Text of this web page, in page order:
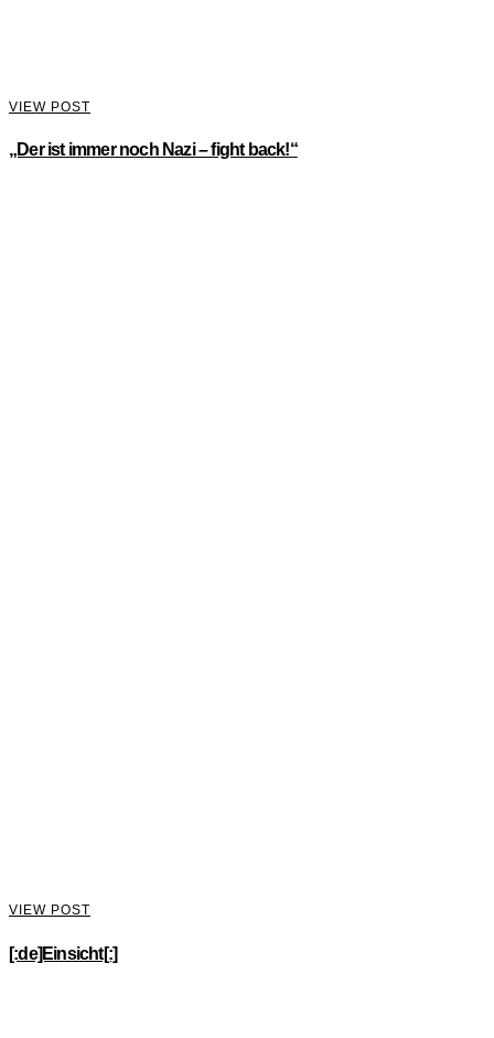
VIEW POST
„Der ist immer noch Nazi – fight back!“
VIEW POST
[:de]Einsicht[:]